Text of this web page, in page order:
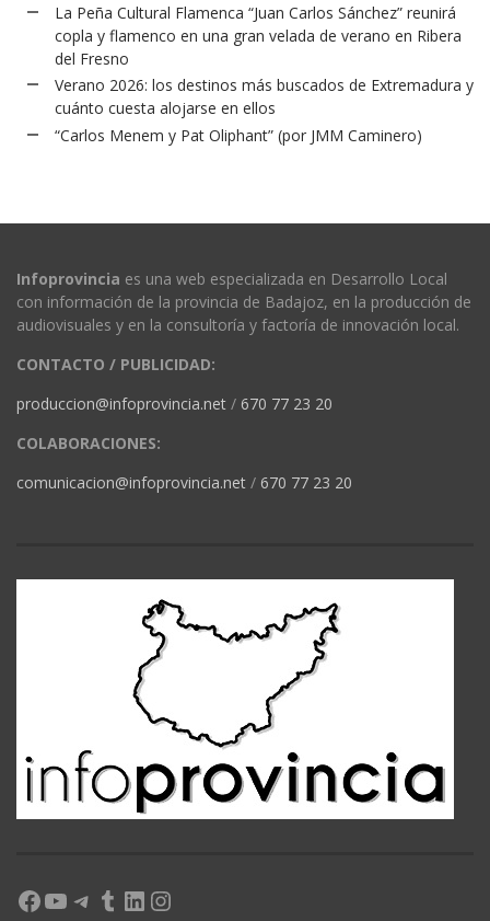
La Peña Cultural Flamenca “Juan Carlos Sánchez” reunirá
copla y flamenco en una gran velada de verano en Ribera
del Fresno
Verano 2026: los destinos más buscados de Extremadura y
cuánto cuesta alojarse en ellos
“Carlos Menem y Pat Oliphant” (por JMM Caminero)
Infoprovincia es una web especializada en Desarrollo Local
con información de la provincia de Badajoz, en la producción de
audiovisuales y en la consultoría y factoría de innovación local.
CONTACTO / PUBLICIDAD:
produccion@infoprovincia.net / 670 77 23 20
COLABORACIONES:
comunicacion@infoprovincia.net / 670 77 23 20
Facebook
YouTube
Telegram
Tumblr
LinkedIn
Instagram